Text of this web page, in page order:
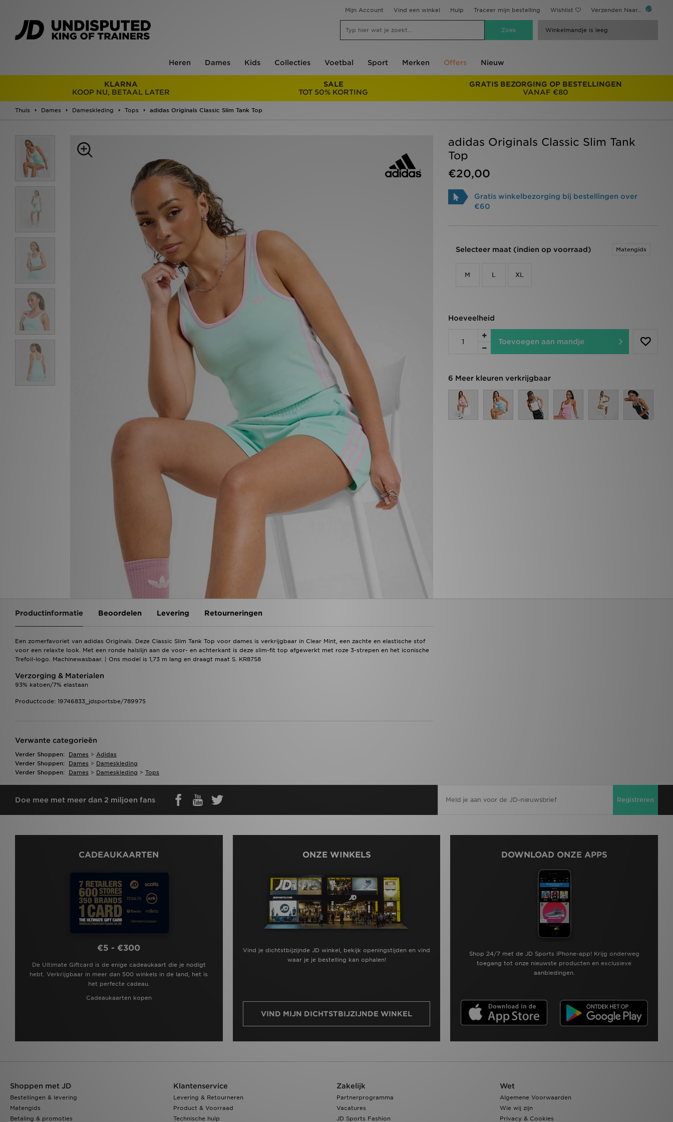
Mijn Account Vind een winkel Hulp Traceer mijn bestelling Wishlist Verzenden Naar...
Winkelmandje is leeg
Heren Dames Kids Collecties Voetbal Sport Merken Offers Nieuw
KLARNA
KOOP NU, BETAAL LATER
SALE
TOT 50% KORTING
GRATIS BEZORGING OP BESTELLINGEN
VANAF €80
Thuis Dames Dameskleding Tops adidas Originals Classic Slim Tank Top
adidas Originals Classic Slim Tank
Top
€20,00
Gratis winkelbezorging bij bestellingen over
€60
Selecteer maat (indien op voorraad) Matengids
M L XL
Hoeveelheid
Toevoegen aan mandje
6 Meer kleuren verkrijgbaar
Productinformatie Beoordelen Levering Retourneringen
Een zomerfavoriet van adidas Originals. Deze Classic Slim Tank Top voor dames is verkrijgbaar in Clear Mint, een zachte en elastische stof
voor een relaxte look. Met een ronde halslijn aan de voor- en achterkant is deze slim-fit top afgewerkt met roze 3-strepen en het iconische
Trefoil-logo. Machinewasbaar. | Ons model is 1,73 m lang en draagt maat S. KR8758
Verzorging & Materialen
93% katoen/7% elastaan
Productcode: 19746833_jdsportsbe/789975
Verwante categorieën
Verder Shoppen: Dames > Adidas
Verder Shoppen:
Dames > Dameskleding
Verder Shoppen:
Dames > Dameskleding > Tops
Doe mee met meer dan 2 miljoen fans Registreren
CADEAUKAARTEN
€5 - €300
De Ultimate Giftcard is de enige cadeaukaart die je nodigt
hebt. Verkrijgbaar in meer dan 500 winkels in de land, het is
het perfecte cadeau.
Cadeaukaarten kopen
ONZE WINKELS
Vind je dichtstbijzijnde JD winkel, bekijk openingstijden en vind
waar je je bestelling kan ophalen!
VIND MIJN DICHTSTBIJZIJNDE WINKEL
DOWNLOAD ONZE APPS
Shop 24/7 met de JD Sports iPhone-app! Krijg onderweg
toegang tot onze nieuwste producten en exclusieve
aanbiedingen.
Shoppen met JD
Bestellingen & levering
Matengids
Betaling & promoties
Klantenservice
Levering & Retourneren
Product & Voorraad
Technische hulp
Zakelijk
Partnerprogramma
Vacatures
JD Sports Fashion
Wet
Algemene Voorwaarden
Wie wij zijn
Privacy & Cookies